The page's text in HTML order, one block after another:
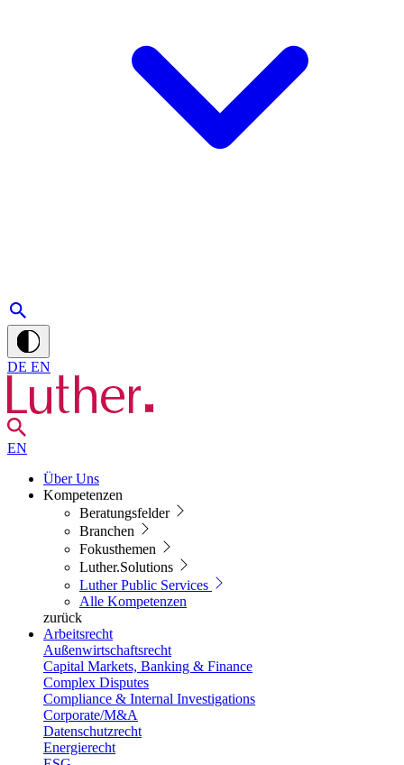
DE EN
EN
Über Uns
Kompetenzen
Beratungsfelder
Branchen
Fokusthemen
Luther.Solutions
Luther Public Services
Alle Kompetenzen
zurück
Arbeitsrecht
Außenwirtschaftsrecht
Capital Markets, Banking & Finance
Complex Disputes
Compliance & Internal Investigations
Corporate/M&A
Datenschutzrecht
Energierecht